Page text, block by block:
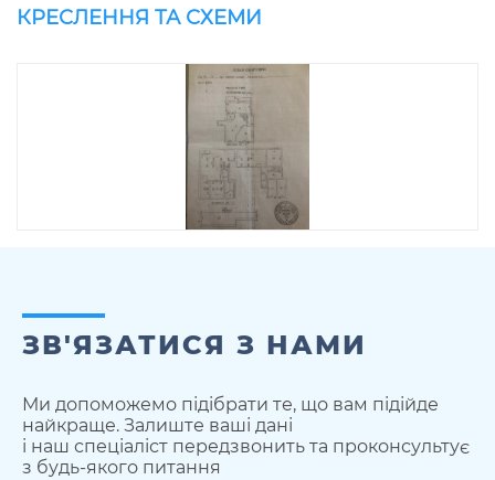
КРЕСЛЕННЯ ТА СХЕМИ
ЗВ'ЯЗАТИСЯ З НАМИ
Ми допоможемо підібрати те, що вам підійде
найкраще. Залиште ваші дані
і наш спеціаліст передзвонить та проконсультує
з будь-якого питання